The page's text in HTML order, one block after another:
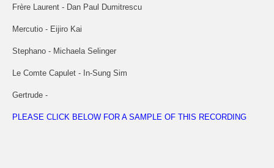
Frère Laurent - Dan Paul Dumitrescu
Mercutio - Eijiro Kai
Stephano - Michaela Selinger
Le Comte Capulet - In-Sung Sim
Gertrude -
PLEASE CLICK BELOW FOR A SAMPLE OF THIS RECORDING